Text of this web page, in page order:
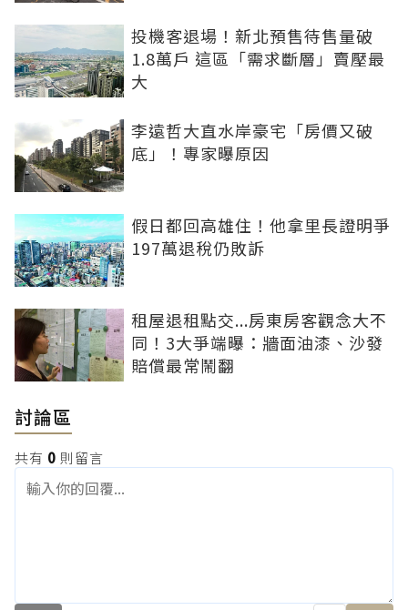
投機客退場！新北預售待售量破
1.8萬戶 這區「需求斷層」賣壓最
大
李遠哲大直水岸豪宅「房價又破
底」！專家曝原因
假日都回高雄住！他拿里長證明爭
197萬退稅仍敗訴
租屋退租點交...房東房客觀念大不
同！3大爭端曝：牆面油漆、沙發
賠償最常鬧翻
討論區
共有 0 則留言